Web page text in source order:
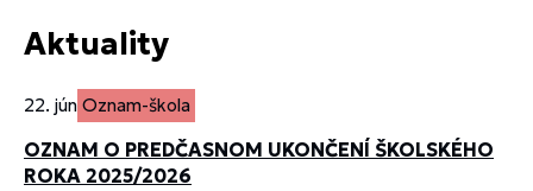
Aktuality
22. jún Oznam-škola
OZNAM O PREDČASNOM UKONČENÍ ŠKOLSKÉHO
ROKA 2025/2026